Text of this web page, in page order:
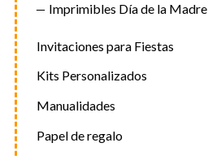
Imprimibles Día de la Madre
Invitaciones para Fiestas
Kits Personalizados
Manualidades
Papel de regalo